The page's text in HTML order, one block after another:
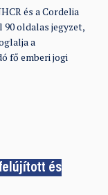
és a Cordelia
oldalas jegyzet,
a
fő emberi jogi
és